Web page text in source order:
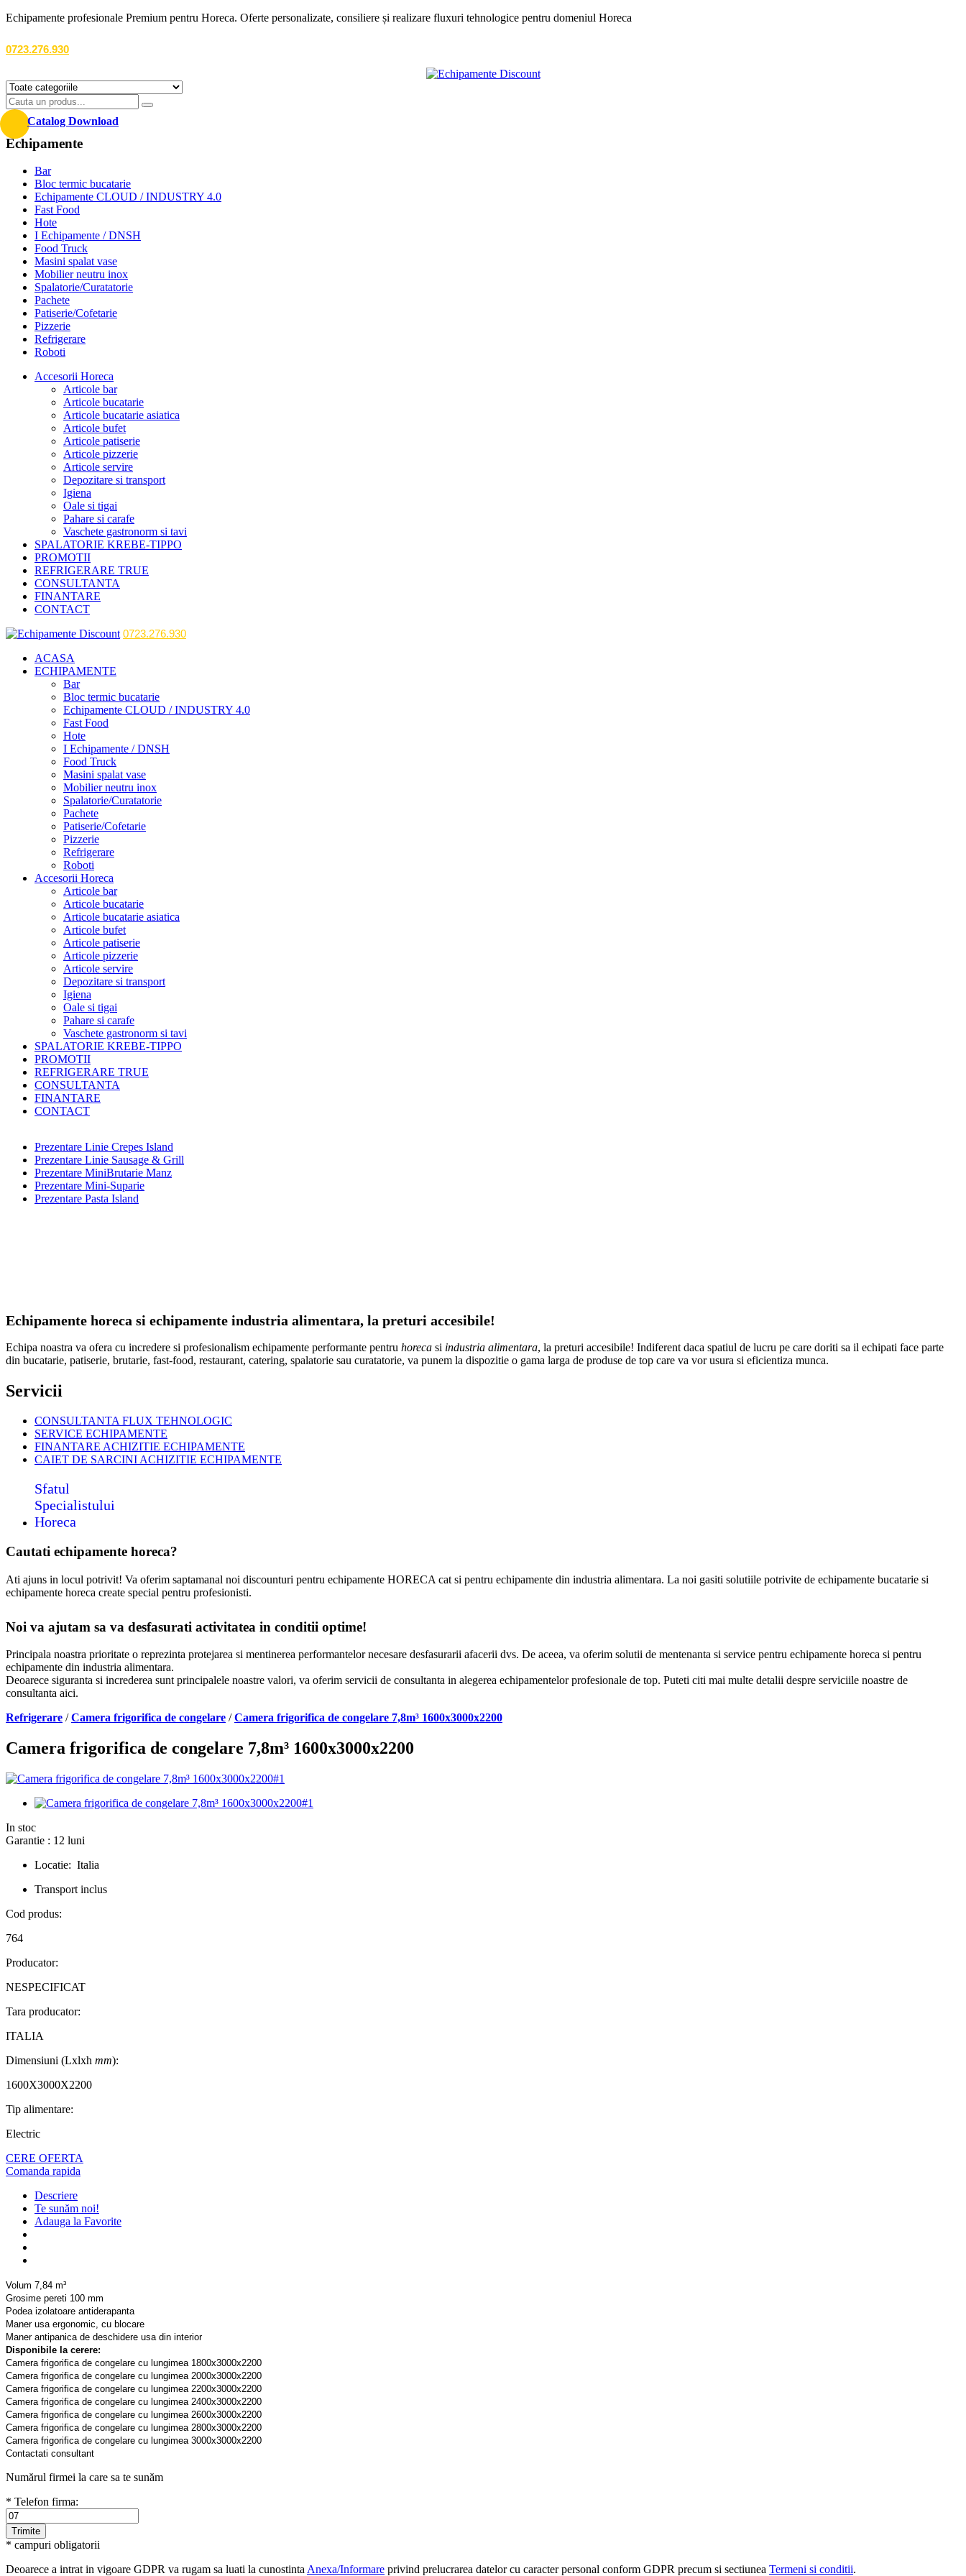
Echipamente profesionale Premium pentru Horeca. Oferte personalizate, consiliere și realizare fluxuri tehnologice pentru domeniul Horeca
0723.276.930
Catalog Download
Echipamente
Bar
Bloc termic bucatarie
Echipamente CLOUD / INDUSTRY 4.0
Fast Food
Hote
I Echipamente / DNSH
Food Truck
Masini spalat vase
Mobilier neutru inox
Spalatorie/Curatatorie
Pachete
Patiserie/Cofetarie
Pizzerie
Refrigerare
Roboti
Accesorii Horeca
Articole bar
Articole bucatarie
Articole bucatarie asiatica
Articole bufet
Articole patiserie
Articole pizzerie
Articole servire
Depozitare si transport
Igiena
Oale si tigai
Pahare si carafe
Vaschete gastronorm si tavi
SPALATORIE KREBE-TIPPO
PROMOTII
REFRIGERARE TRUE
CONSULTANTA
FINANTARE
CONTACT
0723.276.930
ACASA
ECHIPAMENTE
Bar
Bloc termic bucatarie
Echipamente CLOUD / INDUSTRY 4.0
Fast Food
Hote
I Echipamente / DNSH
Food Truck
Masini spalat vase
Mobilier neutru inox
Spalatorie/Curatatorie
Pachete
Patiserie/Cofetarie
Pizzerie
Refrigerare
Roboti
Accesorii Horeca
Articole bar
Articole bucatarie
Articole bucatarie asiatica
Articole bufet
Articole patiserie
Articole pizzerie
Articole servire
Depozitare si transport
Igiena
Oale si tigai
Pahare si carafe
Vaschete gastronorm si tavi
SPALATORIE KREBE-TIPPO
PROMOTII
REFRIGERARE TRUE
CONSULTANTA
FINANTARE
CONTACT
Prezentare Linie Crepes Island
Prezentare Linie Sausage & Grill
Prezentare MiniBrutarie Manz
Prezentare Mini-Suparie
Prezentare Pasta Island
Echipamente horeca si echipamente industria alimentara, la preturi accesibile!
Echipa noastra va ofera cu incredere si profesionalism echipamente performante pentru horeca si industria alimentara, la preturi accesibile! Indiferent daca spatiul de lucru pe care doriti sa il echipati face parte
din bucatarie, patiserie, brutarie, fast-food, restaurant, catering, spalatorie sau curatatorie, va punem la dispozitie o gama larga de produse de top care va vor usura si eficientiza munca.
Servicii
CONSULTANTA FLUX TEHNOLOGIC
SERVICE ECHIPAMENTE
FINANTARE ACHIZITIE ECHIPAMENTE
CAIET DE SARCINI ACHIZITIE ECHIPAMENTE
Sfatul
Specialistului
Horeca
Cautati echipamente horeca?
Ati ajuns in locul potrivit! Va oferim saptamanal noi discounturi pentru echipamente HORECA cat si pentru echipamente din industria alimentara. La noi gasiti solutiile potrivite de echipamente bucatarie si
echipamente horeca create special pentru profesionisti.
Noi va ajutam sa va desfasurati activitatea in conditii optime!
Principala noastra prioritate o reprezinta protejarea si mentinerea performantelor necesare desfasurarii afacerii dvs. De aceea, va oferim solutii de mentenanta si service pentru echipamente horeca si pentru
echipamente din industria alimentara.
Deoarece siguranta si increderea sunt principalele noastre valori, va oferim servicii de consultanta in alegerea echipamentelor profesionale de top. Puteti citi mai multe detalii despre serviciile noastre de
consultanta aici.
Refrigerare /Camera frigorifica de congelare /Camera frigorifica de congelare 7,8m³ 1600x3000x2200
Camera frigorifica de congelare 7,8m³ 1600x3000x2200
In stoc
Garantie : 12 luni
Locatie: Italia
Transport inclus
Cod produs:
764
Producator:
NESPECIFICAT
Tara producator:
ITALIA
Dimensiuni (Lxlxh mm):
1600X3000X2200
Tip alimentare:
Electric
CERE OFERTA
Comanda rapida
Descriere
Te sunăm noi!
Adauga la Favorite
Volum 7,84 m³
Grosime pereti 100 mm
Podea izolatoare antiderapanta
Maner usa ergonomic, cu blocare
Maner antipanica de deschidere usa din interior
Disponibile la cerere:
Camera frigorifica de congelare cu lungimea 1800x3000x2200
Camera frigorifica de congelare cu lungimea 2000x3000x2200
Camera frigorifica de congelare cu lungimea 2200x3000x2200
Camera frigorifica de congelare cu lungimea 2400x3000x2200
Camera frigorifica de congelare cu lungimea 2600x3000x2200
Camera frigorifica de congelare cu lungimea 2800x3000x2200
Camera frigorifica de congelare cu lungimea 3000x3000x2200
Contactati consultant
Numărul firmei la care sa te sunăm
* Telefon firma:
* campuri obligatorii
Deoarece a intrat in vigoare GDPR va rugam sa luati la cunostinta Anexa/Informare privind prelucrarea datelor cu caracter personal conform GDPR precum si sectiunea Termeni si conditii.